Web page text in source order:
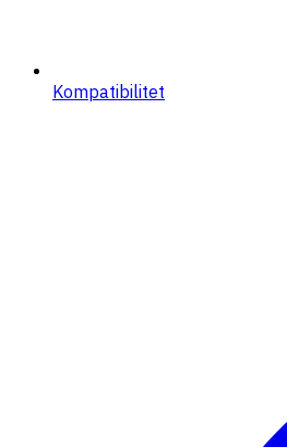
Kompatibilitet